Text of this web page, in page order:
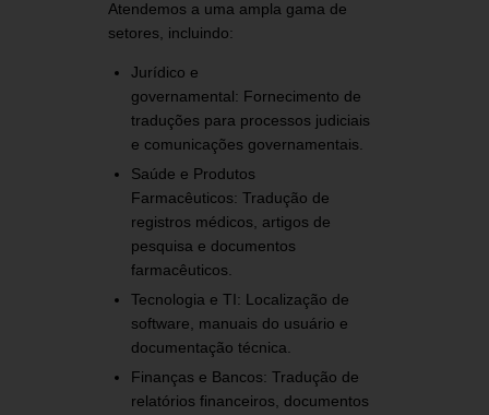
Atendemos a uma ampla gama de
setores, incluindo:
Jurídico e
governamental: Fornecimento de
traduções para processos judiciais
e comunicações governamentais.
Saúde e Produtos
Farmacêuticos: Tradução de
registros médicos, artigos de
pesquisa e documentos
farmacêuticos.
Tecnologia e TI: Localização de
software, manuais do usuário e
documentação técnica.
Finanças e Bancos: Tradução de
relatórios financeiros, documentos